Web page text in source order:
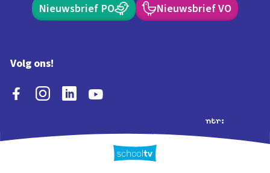
Nieuwsbrief PO Nieuwsbrief VO
Volg ons!